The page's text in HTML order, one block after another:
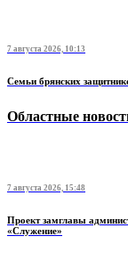
7 августа 2026, 10:13
Семьи брянских
Областные
7 августа 2026, 15:48
Проект замглавы
«Служение»